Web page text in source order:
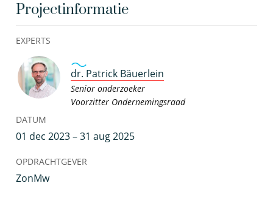
Projectinformatie
EXPERTS
dr. Patrick Bäuerlein
Senior onderzoeker
Voorzitter Ondernemingsraad
DATUM
01 dec 2023 – 31 aug 2025
OPDRACHTGEVER
ZonMw